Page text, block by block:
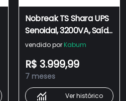
Nobreak TS Shara UPS
Senoidal, 3200VA, Saída
115V ou 220V, Universal,
Tomadas, Bivolt, 24V, 2
EXP 18AH/45AH - 4518
vendido por Kabum
R$ 3.999,99
7 meses
Ver histórico